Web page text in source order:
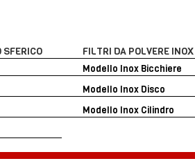
SFERICO FILTRI DA POLVERE INOX
Modello Inox Bicchiere
Modello Inox Disco
Modello Inox Cilindro